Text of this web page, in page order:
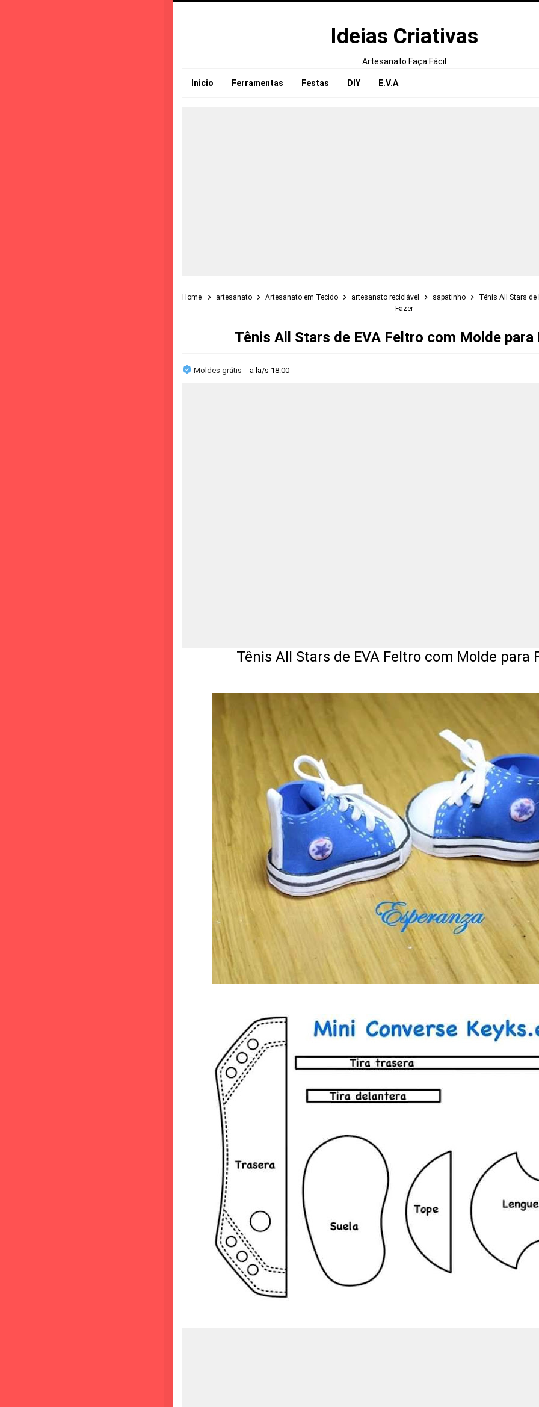
Ideias Criativas
Artesanato Faça Fácil
Inicio Ferramentas Festas DIY E.V.A
Home artesanato Artesanato em Tecido artesanato reciclável sapatinho
Tênis All Stars de
Fazer
Tênis All Stars de EVA Feltro com Molde para
Moldes grátis a la/s 18:00
Tênis All Stars de EVA Feltro com Molde para